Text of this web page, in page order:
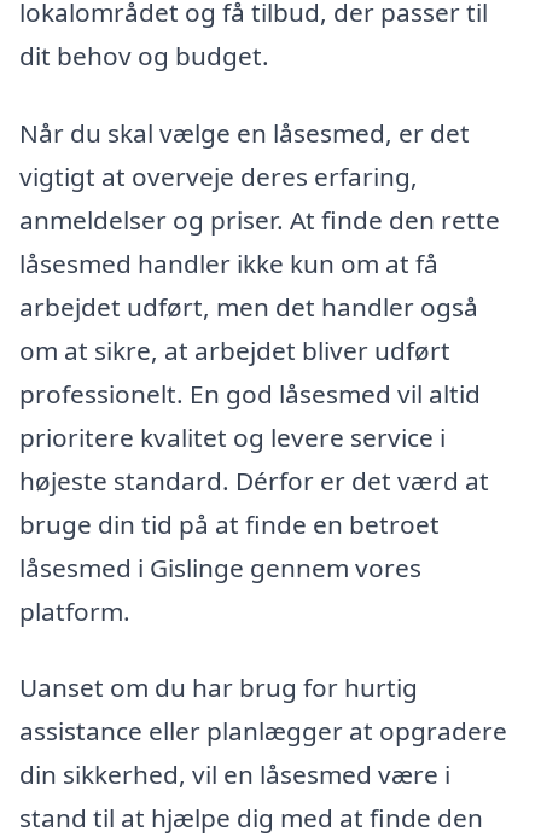
lokalområdet og få tilbud, der passer til
dit behov og budget.
Når du skal vælge en låsesmed, er det
vigtigt at overveje deres erfaring,
anmeldelser og priser. At finde den rette
låsesmed handler ikke kun om at få
arbejdet udført, men det handler også
om at sikre, at arbejdet bliver udført
professionelt. En god låsesmed vil altid
prioritere kvalitet og levere service i
højeste standard. Dérfor er det værd at
bruge din tid på at finde en betroet
låsesmed i Gislinge gennem vores
platform.
Uanset om du har brug for hurtig
assistance eller planlægger at opgradere
din sikkerhed, vil en låsesmed være i
stand til at hjælpe dig med at finde den